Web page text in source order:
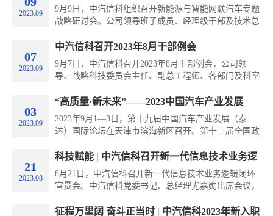
论。
2023.09
讨会
9月9日，中汽信科组织召开新能源与智能网联汽车专题
战略研讨会。公司领导班子成员、经理级干部及技术总
持。
07
2023.09
中汽信科召开2023年8月干部例会
9月7日，中汽信科召开2023年8月干部例会，公司领
导、战略科技委员会主任、副总工程师、各部门及科室
员、副总经理顾洪建主持。
03
2023.09
“高质量·新未来”——2023中国汽车产业发展
（泰达）国际论坛在天津成功召开
2023年9月1—3日，第十九届中国汽车产业发展（泰
达）国际论坛在天津市滨海新区召开。第十三届全国政
论坛发来贺信。天津市委常委、常务副市长刘桂平出席
大会并致辞。
21
2023.08
科技赋能 | 中汽信科召开新一代信息技术业务逻
辑闭环宣贯会
8月21日，中汽信科召开新一代信息技术业务逻辑闭环
宣贯会。中汽信科党委书记、总经理尤嘉勋出席会议，
部、技术总监以及35岁以下青年员工参加会议。会议由
征程万里阔 奋斗正当时 | 中汽信科2023年新入职